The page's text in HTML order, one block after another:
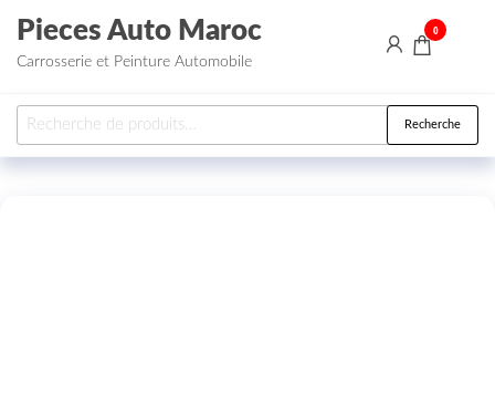
Aller au contenu
Pieces Auto Maroc
Carrosserie et Peinture Automobile
0
Recherche pour : Recherche